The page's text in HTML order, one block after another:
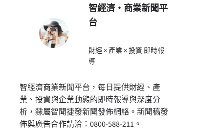
智經濟・商業新聞平
台
財經 × 產業 × 投資 即時報
導
智經濟商業新聞平台，每日提供財經、產
業、投資與企業動態的即時報導與深度分
析，隸屬智聞捷發新聞發佈網絡。新聞稿發
佈與廣告合作請洽：0800-588-211。